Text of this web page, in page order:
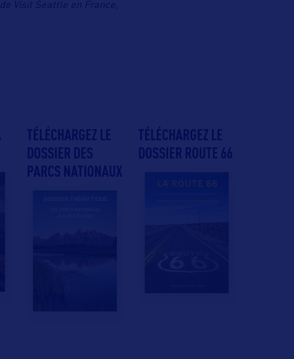
Visit Seattle en France,
TÉLÉCHARGEZ LE
DOSSIER DES
PARCS NATIONAUX
TÉLÉCHARGEZ LE
DOSSIER ROUTE 66